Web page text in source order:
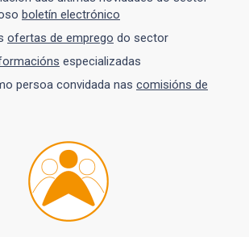
boletín electrónico
ofertas de emprego do sector
especializadas
persoa convidada nas comisións de